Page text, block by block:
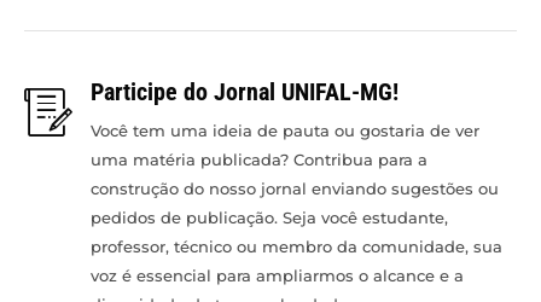
Participe do Jornal UNIFAL-MG!
Você tem uma ideia de pauta ou gostaria de ver
uma matéria publicada? Contribua para a
construção do nosso jornal enviando sugestões ou
pedidos de publicação. Seja você estudante,
professor, técnico ou membro da comunidade, sua
voz é essencial para ampliarmos o alcance e a